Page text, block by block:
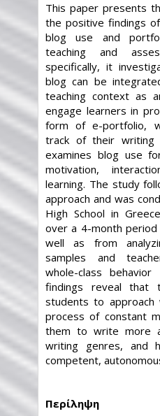
This paper presents
the positive findings
blog use and
teaching and
specifically, it
blog can be
teaching context as
engage learners in
form of e-portfolio,
track of their writing
examines blog use
motivation,
learning. The study
approach and was
High School in
over a 4-month period
well as from
samples and
whole-class
findings reveal that
students to approach
process of constant
them to write more
writing genres, and
competent,
Περίληψη